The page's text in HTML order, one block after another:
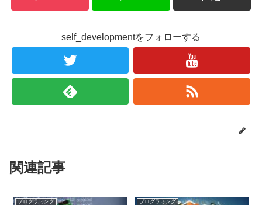
self_developmentをフォローする
関連記事
プログラミング プログラミング